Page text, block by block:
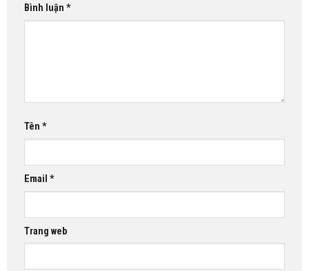
Bình luận *
Tên *
Email *
Trang web